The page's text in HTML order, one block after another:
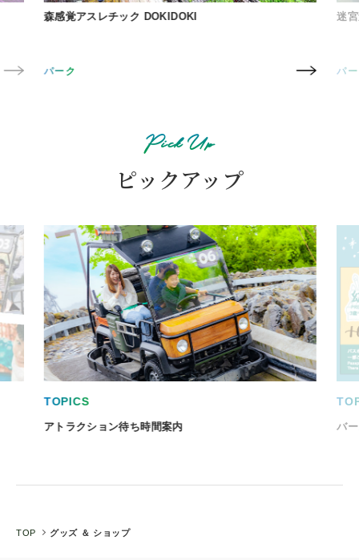
モビリティリゾートもてぎ 公式オンラインショップ内で購入
森感覚アスレチック DOKIDOKI
パーク
迷宮森
パーク
Pick Up
ピックアップ
TOPICS
アトラクション待ち時間案内 バー
TOP グッズ ＆ ショップ